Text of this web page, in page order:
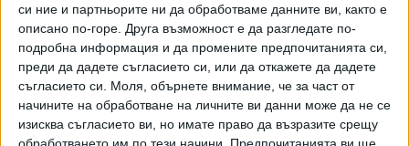
си ние и партньорите ни да обработваме данните ви, както е
описано по-горе. Друга възможност е да разгледате по-
подробна информация и да промените предпочитанията си,
преди да дадете съгласието си, или да откажете да дадете
съгласието си.
Моля, обърнете внимание, че за част от
начините на обработване на личните ви данни може да не се
изисква съгласието ви, но имате право да възразите срещу
изстреляни 2 ракети. "Руските изверги не се отказват от
методите си. Не смеят да ни се противопоставят на
бойното поле и цинично унищожават цивилното
население. Това е зло, което не знае граници. И ако не
бъде наказано, никога няма да спре" , написа Зеленски в
социалните мрежи.